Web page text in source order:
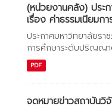
(หน่วยงานคลัง) ประ
เรื่อง ค่าธรรมเนียมก
ประกาศมหาวิทยาลัยรา
การศึกษาระดับปริญญ
PDF
จดหมายข่าวสถาบัน